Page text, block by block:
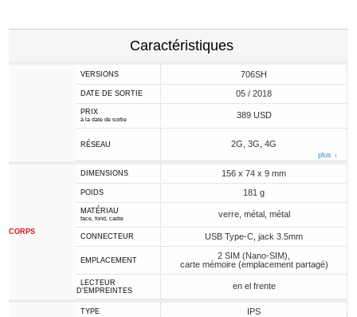
Caractéristiques
VERSIONS 706SH
DATE DE SORTIE 05 / 2018
PRIX
à la date de sortie 389 USD
RÉSEAU 2G, 3G, 4G
plus ↓
CORPS
DIMENSIONS 156 x 74 x 9 mm
POIDS 181 g
MATÉRIAU
face, fond, cadre verre, métal, métal
CONNECTEUR USB Type-C, jack 3.5mm
EMPLACEMENT
2 SIM (Nano-SIM),
carte mémoire (emplacement partagé)
LECTEUR
D'EMPREINTES
en el frente
TYPE IPS